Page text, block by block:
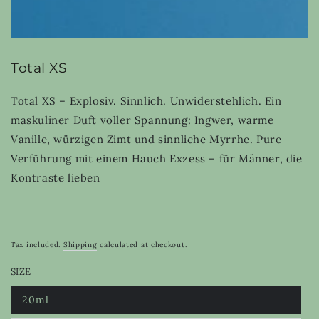
Total XS
Total XS – Explosiv. Sinnlich. Unwiderstehlich. Ein
maskuliner Duft voller Spannung: Ingwer, warme
Vanille, würzigen Zimt und sinnliche Myrrhe. Pure
Verführung mit einem Hauch Exzess – für Männer, die
Kontraste lieben
Tax included. Shipping calculated at checkout.
SIZE
20ml
Variant
sold